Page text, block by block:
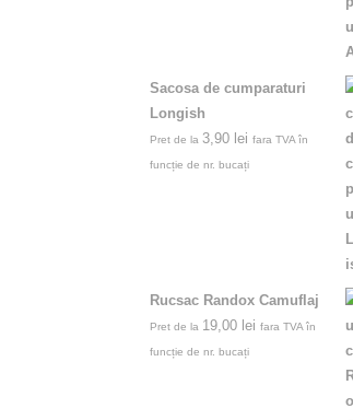
Sacosa de cumparaturi
Longish
Pret de la 3,90 lei fara TVA în
funcție de nr. bucați
Rucsac Randox Camuflaj
Pret de la 19,00 lei fara TVA în
funcție de nr. bucați